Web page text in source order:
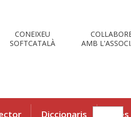
CONEIXEU
SOFTCATALÀ
AMB
Diccionaris Eines